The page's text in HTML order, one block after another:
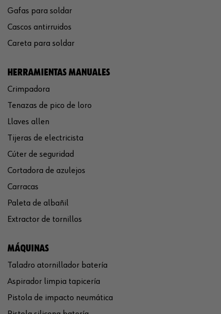
Gafas para soldar
Cascos antirruidos
Careta para soldar
HERRAMIENTAS MANUALES
Crimpadora
Tenazas de pico de loro
Llaves allen
Tijeras de electricista
Cúter de seguridad
Cortadora de azulejos
Carracas
Paleta de albañil
Extractor de tornillos
MÁQUINAS
Taladro atornillador batería
Aspirador limpia tapicería
Pistola de impacto neumática